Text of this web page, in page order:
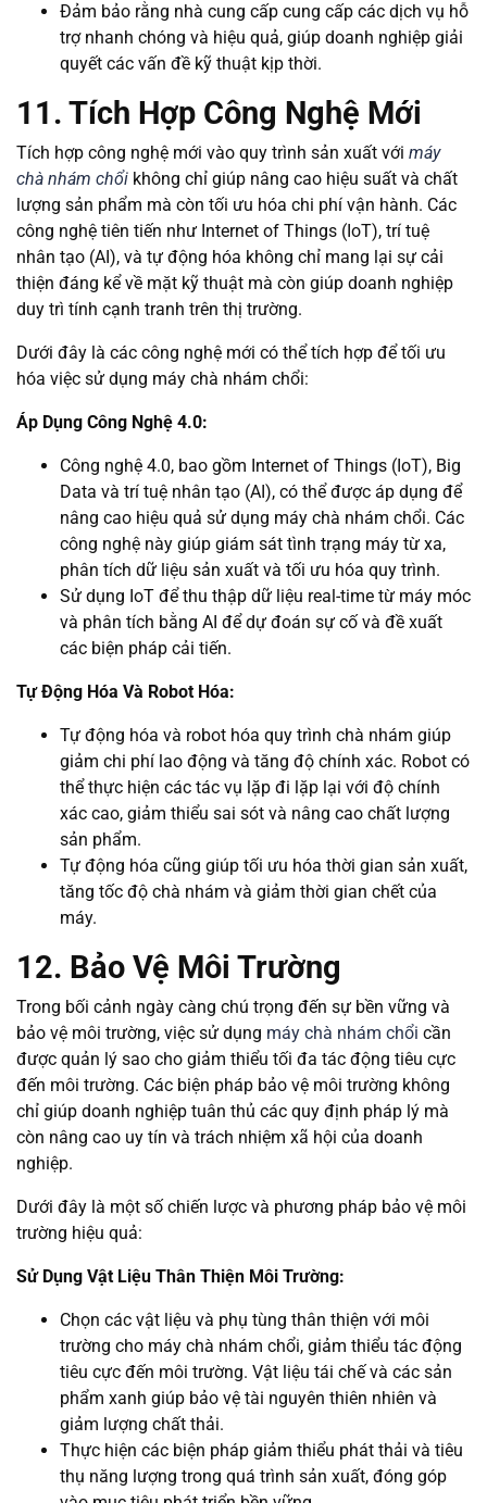
Đảm bảo rằng nhà cung cấp cung cấp các dịch vụ hỗ
trợ nhanh chóng và hiệu quả, giúp doanh nghiệp giải
quyết các vấn đề kỹ thuật kịp thời.
11. Tích Hợp Công Nghệ Mới
Tích hợp công nghệ mới vào quy trình sản xuất với máy
chà nhám chổi không chỉ giúp nâng cao hiệu suất và chất
lượng sản phẩm mà còn tối ưu hóa chi phí vận hành. Các
công nghệ tiên tiến như Internet of Things (IoT), trí tuệ
nhân tạo (AI), và tự động hóa không chỉ mang lại sự cải
thiện đáng kể về mặt kỹ thuật mà còn giúp doanh nghiệp
duy trì tính cạnh tranh trên thị trường.
Dưới đây là các công nghệ mới có thể tích hợp để tối ưu
hóa việc sử dụng máy chà nhám chổi:
Áp Dụng Công Nghệ 4.0:
Công nghệ 4.0, bao gồm Internet of Things (IoT), Big
Data và trí tuệ nhân tạo (AI), có thể được áp dụng để
nâng cao hiệu quả sử dụng máy chà nhám chổi. Các
công nghệ này giúp giám sát tình trạng máy từ xa,
phân tích dữ liệu sản xuất và tối ưu hóa quy trình.
Sử dụng IoT để thu thập dữ liệu real-time từ máy móc
và phân tích bằng AI để dự đoán sự cố và đề xuất
các biện pháp cải tiến.
Tự Động Hóa Và Robot Hóa:
Tự động hóa và robot hóa quy trình chà nhám giúp
giảm chi phí lao động và tăng độ chính xác. Robot có
thể thực hiện các tác vụ lặp đi lặp lại với độ chính
xác cao, giảm thiểu sai sót và nâng cao chất lượng
sản phẩm.
Tự động hóa cũng giúp tối ưu hóa thời gian sản xuất,
tăng tốc độ chà nhám và giảm thời gian chết của
máy.
12. Bảo Vệ Môi Trường
Trong bối cảnh ngày càng chú trọng đến sự bền vững và
bảo vệ môi trường, việc sử dụng máy chà nhám chổi cần
được quản lý sao cho giảm thiểu tối đa tác động tiêu cực
đến môi trường. Các biện pháp bảo vệ môi trường không
chỉ giúp doanh nghiệp tuân thủ các quy định pháp lý mà
còn nâng cao uy tín và trách nhiệm xã hội của doanh
nghiệp.
Dưới đây là một số chiến lược và phương pháp bảo vệ môi
trường hiệu quả:
Sử Dụng Vật Liệu Thân Thiện Môi Trường:
Chọn các vật liệu và phụ tùng thân thiện với môi
trường cho máy chà nhám chổi, giảm thiểu tác động
tiêu cực đến môi trường. Vật liệu tái chế và các sản
phẩm xanh giúp bảo vệ tài nguyên thiên nhiên và
giảm lượng chất thải.
Thực hiện các biện pháp giảm thiểu phát thải và tiêu
thụ năng lượng trong quá trình sản xuất, đóng góp